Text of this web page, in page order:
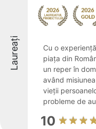
Laureați
Cu o
piața din
un reper în
având
vieții
probleme de
10